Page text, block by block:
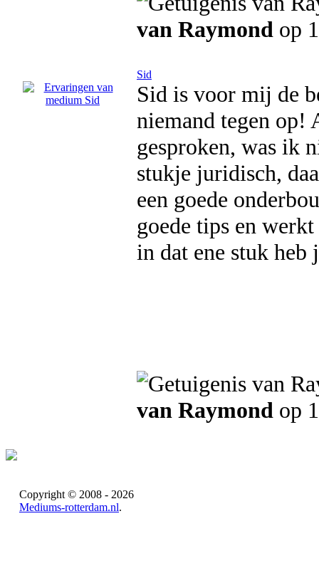
van Raymond op
Sid
Sid is voor mij de
niemand tegen op!
gesproken, was ik
stukje juridisch,
een goede
goede tips en
in dat ene stuk
van Raymond op
Copyright © 2008 - 2026
Mediums-rotterdam.nl.